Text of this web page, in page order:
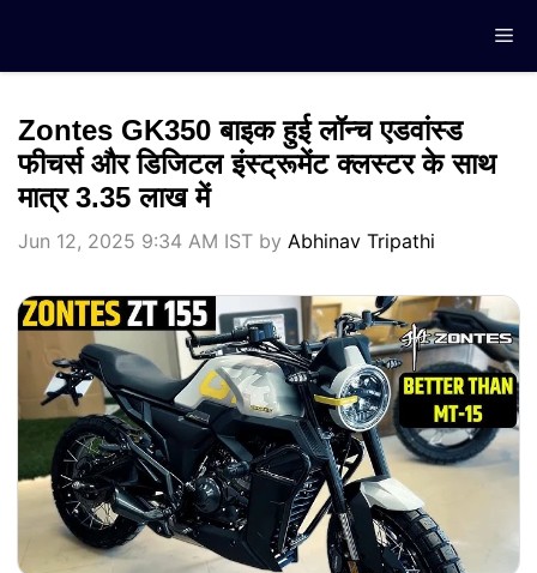
content
Zontes GK350 बाइक हुई लॉन्च एडवांस्ड
फीचर्स और डिजिटल इंस्ट्रूमेंट क्लस्टर के साथ
मात्र 3.35 लाख में
Jun 12, 2025 9:34 AM IST by Abhinav Tripathi